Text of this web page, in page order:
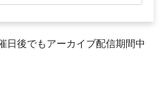
日後でもアーカイブ配信期間中